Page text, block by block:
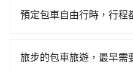
詢到具體的費用。
包車：優點是搭乘舒適可
車：優點是24小時隨叫隨
預定包車自由行時，行程
沒有到達海拔1500公里以
旅步的包車旅遊，最早需